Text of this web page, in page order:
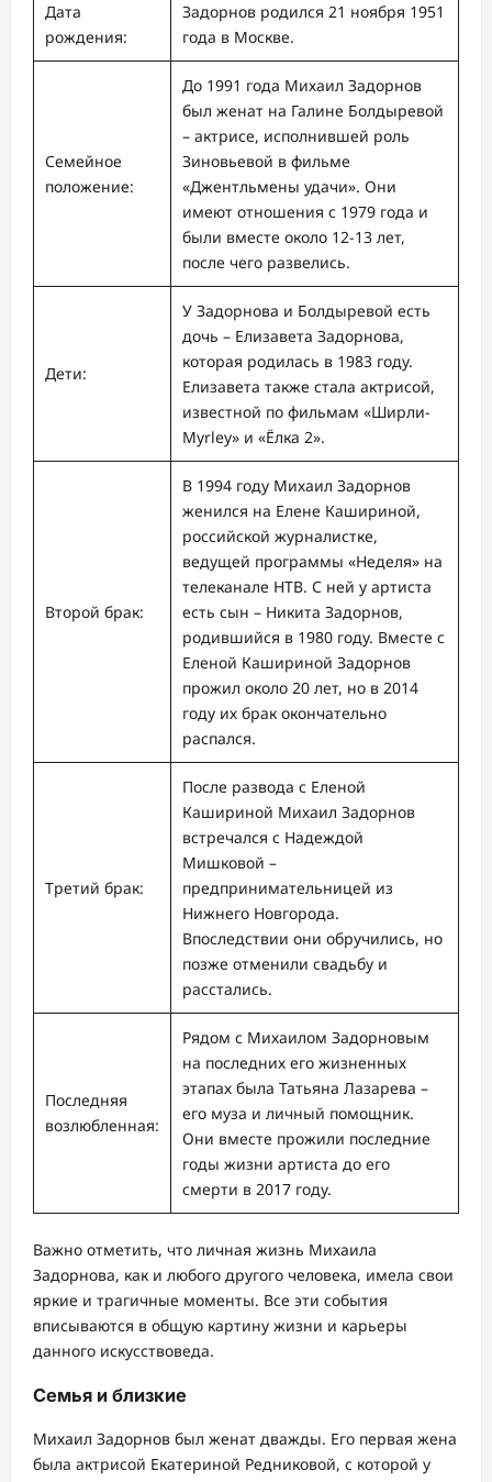
Дата
рождения:
Задорнов родился 21 ноября 1951
года в Москве.
Семейное
положение:
До 1991 года Михаил Задорнов
был женат на Галине Болдыревой
– актрисе, исполнившей роль
Зиновьевой в фильме
«Джентльмены удачи». Они
имеют отношения с 1979 года и
были вместе около 12-13 лет,
после чего развелись.
Дети:
У Задорнова и Болдыревой есть
дочь – Елизавета Задорнова,
которая родилась в 1983 году.
Елизавета также стала актрисой,
известной по фильмам «Ширли-
Myrley» и «Ёлка 2».
Второй брак:
В 1994 году Михаил Задорнов
женился на Елене Кашириной,
российской журналистке,
ведущей программы «Неделя» на
телеканале НТВ. С ней у артиста
есть сын – Никита Задорнов,
родившийся в 1980 году. Вместе с
Еленой Кашириной Задорнов
прожил около 20 лет, но в 2014
году их брак окончательно
распался.
Третий брак:
После развода с Еленой
Кашириной Михаил Задорнов
встречался с Надеждой
Мишковой –
предпринимательницей из
Нижнего Новгорода.
Впоследствии они обручились, но
позже отменили свадьбу и
расстались.
Последняя
возлюбленная:
Рядом с Михаилом Задорновым
на последних его жизненных
этапах была Татьяна Лазарева –
его муза и личный помощник.
Они вместе прожили последние
годы жизни артиста до его
смерти в 2017 году.
Важно отметить, что личная жизнь Михаила
Задорнова, как и любого другого человека, имела свои
яркие и трагичные моменты. Все эти события
вписываются в общую картину жизни и карьеры
данного искусствоведа.
Семья и близкие
Михаил Задорнов был женат дважды. Его первая жена
была актрисой Екатериной Редниковой, с которой у